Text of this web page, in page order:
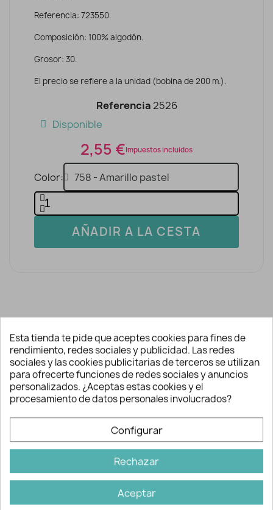
Referencia: 723550.
Composición: 100% algodón.
Grosor: 30.
El precio se refiere a la unidad (bobina de 200 m.).
Referencia 2526
Disponible
2,55 €Impuestos incluidos
Color
AÑADIR A LA CESTA
Descripción y detalles
Su finalidad es hilvanar prendas o
diversos proyectos pasando puntadas
largas y relativamente flojas de forma
termporal, para mantener los tejidos
unidos hasta la prueba y posterior
Debido a su función, resulta menos
resistente que cualquier otro hilo de
Esta tienda te pide que aceptes cookies para fines de
rendimiento, redes sociales y publicidad. Las redes
sociales y las cookies publicitarias de terceros se utilizan
para ofrecerte funciones de redes sociales y anuncios
personalizados. ¿Aceptas estas cookies y el
procesamiento de datos personales involucrados?
Configurar
Rechazar
Aceptar